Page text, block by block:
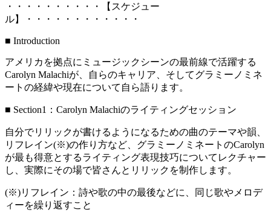
・・・・・・・・・・【スケジュー
ル】・・・・・・・・・・・・
■ Introduction
アメリカを拠点にミュージックシーンの最前線で活躍する
Carolyn Malachiが、自らのキャリア、そしてグラミーノミネ
ートの経緯や現在について自ら語ります。
■ Section1：Carolyn Malachiのライティングセッション
自分でリリックが書けるようになるための曲のテーマや韻、
リフレイン(※)の作り方など、グラミーノミネートのCarolyn
が最も得意とするライティング表現技巧についてレクチャー
し、実際にその場で皆さんとリリックを制作します。
(※)リフレイン：詩や歌の中の最後などに、同じ歌やメロデ
ィーを繰り返すこと